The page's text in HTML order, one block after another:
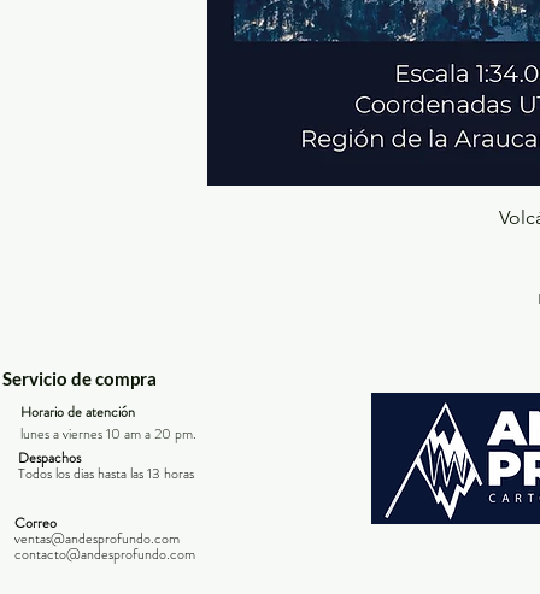
Servicio de compra
Horario de atención
lunes a viernes 10 am a 20 pm.
Despachos
Todos los dias hasta las 13 horas
Correo
ventas@andesprofundo.com
contacto@andesprofundo.com